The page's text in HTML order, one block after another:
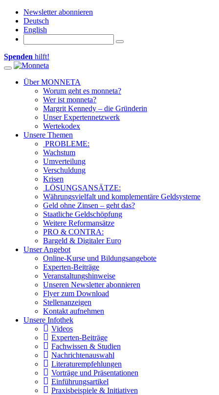
Newsletter abonnieren
Deutsch
English
Spenden hilft!
Toggle navigation
Über MONNETA
Worum geht es monneta?
Wer ist monneta?
Margrit Kennedy – die Gründerin
Unser Expertennetzwerk
Wertekodex
Unsere Themen
PROBLEME:
Wachstum
Umverteilung
Verschuldung
Krisen
LÖSUNGSANSÄTZE:
Währungsvielfalt und komplementäre Geldsysteme
Geld ohne Zinsen – geht das?
Staatliche Geldschöpfung
Weitere Reformansätze
PRO & CONTRA:
Bargeld & Digitaler Euro
Unser Angebot
Online-Kurse und Bildungsangebote
Experten-Beiträge
Veranstaltungshinweise
Unseren Newsletter abonnieren
Flyer zum Download
Stellenanzeigen
Kontakt aufnehmen
Unsere Infothek
Videos
Experten-Beiträge
Fachwissen & Studien
Nachrichtenauswahl
Literaturempfehlungen
Vorträge und Präsentationen
Einführungsartikel
Praxisbeispiele & Initiativen